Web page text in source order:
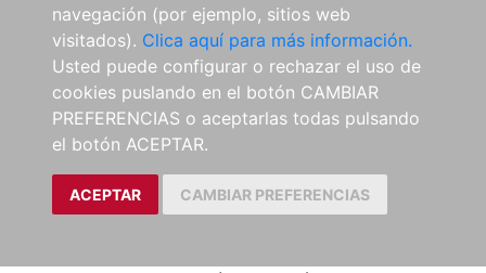
navegación (por ejemplo, sitios web
visitados). Clica aquí para más información.
Usted puede configurar o rechazar el uso de
cookies puslando en el botón CAMBIAR
PREFERENCIAS o aceptarlas todas pulsando
el botón ACEPTAR.
ACEPTAR CAMBIAR PREFERENCIAS